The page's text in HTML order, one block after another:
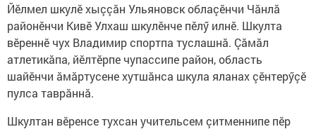
Йӗлмел шкулӗ хыççăн Ульяновск облаçӗнчи Чăнлă
районӗнчи Кивӗ Улхаш шкулӗнче пӗлӳ илнӗ. Шкулта
вӗреннӗ чух Владимир спортпа туслашнă. Çăмăл
атлетикăпа, йӗлтӗрпе чупассипе район, область
шайӗнчи ăмăртусене хутшăнса шкула яланах çӗнтерӳçӗ
пулса таврăннă.
Шкултан вӗренсе тухсан учительсем çитменнипе пӗр